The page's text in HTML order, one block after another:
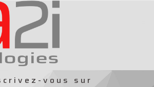
vous sur